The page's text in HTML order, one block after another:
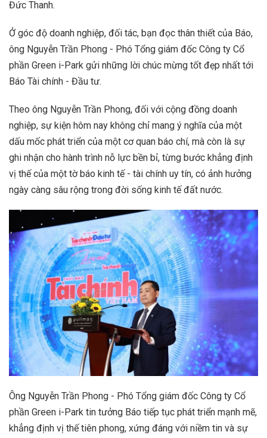
Đức Thanh.
Ở góc độ doanh nghiệp, đối tác, bạn đọc thân thiết của Báo,
ông Nguyễn Trần Phong - Phó Tổng giám đốc Công ty Cổ
phần Green i-Park gửi những lời chúc mừng tốt đẹp nhất tới
Báo Tài chính - Đầu tư.
Theo ông Nguyễn Trần Phong, đối với cộng đồng doanh
nghiệp, sự kiện hôm nay không chỉ mang ý nghĩa của một
dấu mốc phát triển của một cơ quan báo chí, mà còn là sự
ghi nhận cho hành trình nỗ lực bền bỉ, từng bước khẳng định
vị thế của một tờ báo kinh tế - tài chính uy tín, có ảnh hưởng
ngày càng sâu rộng trong đời sống kinh tế đất nước.
Ông Nguyễn Trần Phong - Phó Tổng giám đốc Công ty Cổ
phần Green i-Park tin tưởng Báo tiếp tục phát triển mạnh mẽ,
khẳng định vị thế tiên phong, xứng đáng với niềm tin và sự